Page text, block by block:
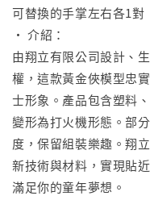
可替換的手掌左右各1對
• 介紹：
由翔立有限公司設計、
權，這款黃金俠模型忠
士形象。產品包含塑料
變形為打火機形態。部
度，保留組裝樂趣。翔
新技術與材料，實現貼
滿足你的童年夢想。